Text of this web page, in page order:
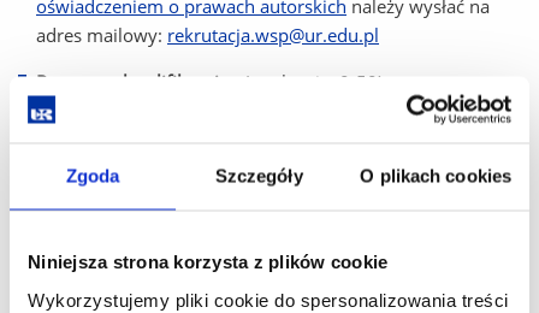
Zgoda Szczegóły O plikach cookies
Niniejsza strona korzysta z plików cookie
Wykorzystujemy pliki cookie do spersonalizowania treści
oświadczeniem o prawach autorskich należy wysłać na
adres mailowy: rekrutacja.wsp@ur.edu.pl
Rozmowa kwalifikacyjna (punktacja: 0-50):
Rozmowa na temat własnej twórczości i zrealizowanych
z zakresu sztuki i kultury zostanie przeprowadzona zdalnie
Uwagi:
Kandydat z każdej części egzaminu powinien otrzymać co